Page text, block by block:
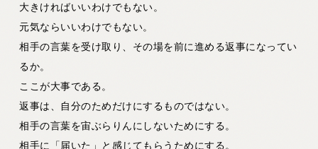
大きければいいわけでもない。
元気ならいいわけでもない。
相手の言葉を受け取り、その場を前に進める返事になってい
るか。
ここが大事である。
返事は、自分のためだけにするものではない。
相手の言葉を宙ぶらりんにしないためにする。
相手に「届いた」と感じてもらうためにする。